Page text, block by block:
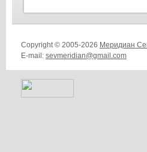
Copyright © 2005-2026 Меридиан
E-mail: sevmeridian@gmail.com